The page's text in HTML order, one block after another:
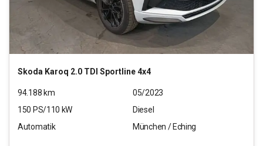
Skoda Karoq 2.0 TDI Sportline 4x4
94.188 km
05/2023
150 PS/110 kW
Diesel
Automatik
München / Eching